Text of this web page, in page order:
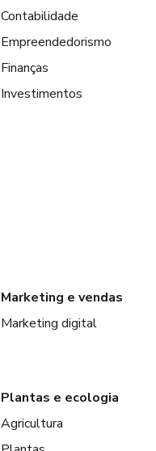
Contabilidade
Empreendedorismo
Finanças
Investimentos
Marketing e vendas
Marketing digital
Plantas e ecologia
Agricultura